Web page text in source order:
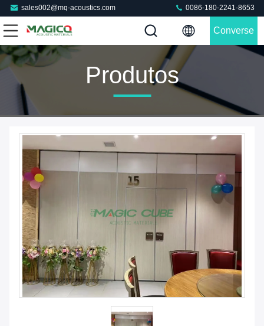
sales002@mq-acoustics.com 0086-180-2241-8653
Converse
Produtos